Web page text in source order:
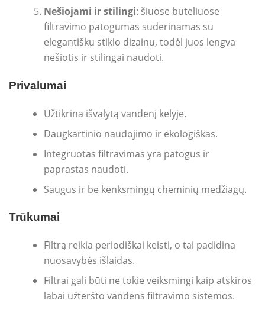
Nešiojami ir stilingi: šiuose buteliuose
filtravimo patogumas suderinamas su
elegantišku stiklo dizainu, todėl juos lengva
nešiotis ir stilingai naudoti.
Privalumai
Užtikrina išvalytą vandenį kelyje.
Daugkartinio naudojimo ir ekologiškas.
Integruotas filtravimas yra patogus ir
paprastas naudoti.
Saugus ir be kenksmingų cheminių medžiagų.
Trūkumai
Filtrą reikia periodiškai keisti, o tai padidina
nuosavybės išlaidas.
Filtrai gali būti ne tokie veiksmingi kaip atskiros
labai užteršto vandens filtravimo sistemos.